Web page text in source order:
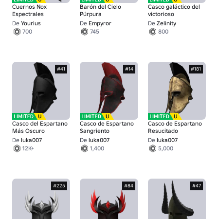
Cuernos Nox
Espectrales
De Yourius
700
Barón del Cielo
Púrpura
De Empyror
745
Casco galáctico del
victorioso
De Zelinity
800
#41
Casco del Espartano
Más Oscuro
De luka007
12K+
#14
Casco de Espartano
Sangriento
De luka007
1,400
#181
Casco de Espartano
Resucitado
De luka007
5,000
#225 #84 #47